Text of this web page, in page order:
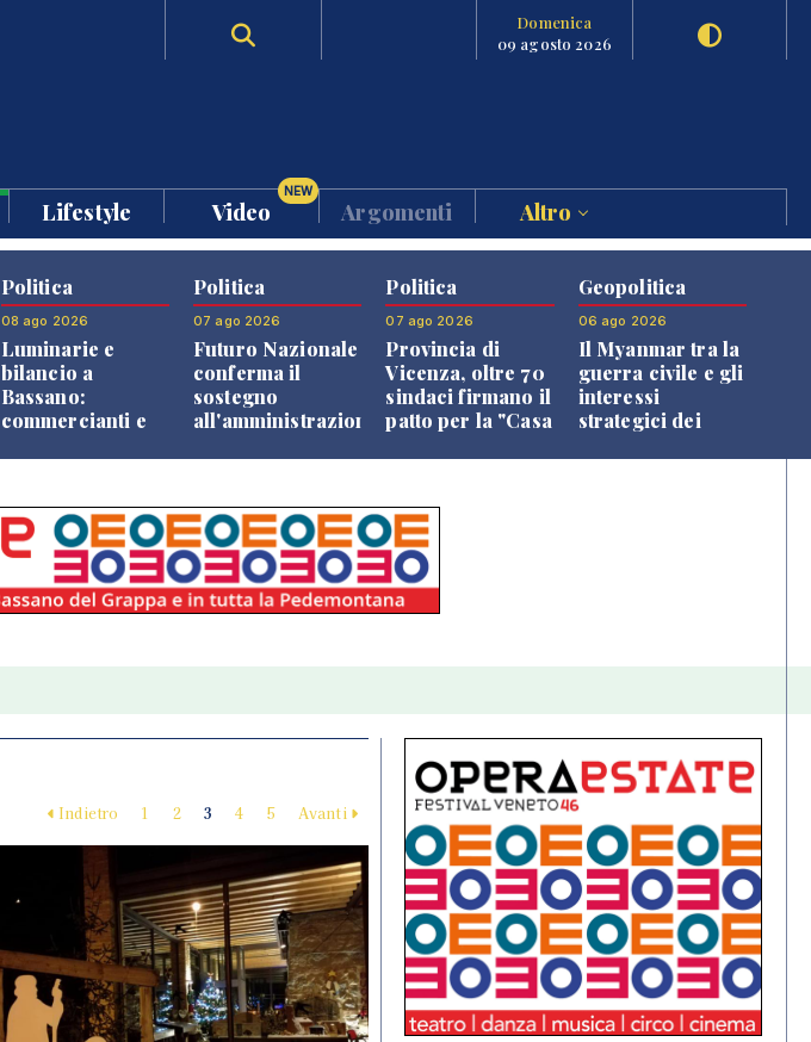
Domenica
09 agosto 2026
Lifestyle Video
NEW
Argomenti Altro
Politica
08 ago 2026
Luminarie e
bilancio a
Bassano:
commercianti e
Politica
07 ago 2026
Futuro Nazionale
conferma il
sostegno
all'amministrazione
Politica
07 ago 2026
Provincia di
Vicenza, oltre 70
sindaci firmano il
patto per la "Casa
Geopolitica
06 ago 2026
Il Myanmar tra la
guerra civile e gli
interessi
strategici dei
Indietro 1 2 3 4 5 Avanti